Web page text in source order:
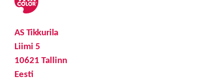
AS Tikkurila
Liimi 5
10621 Tallinn
Eesti